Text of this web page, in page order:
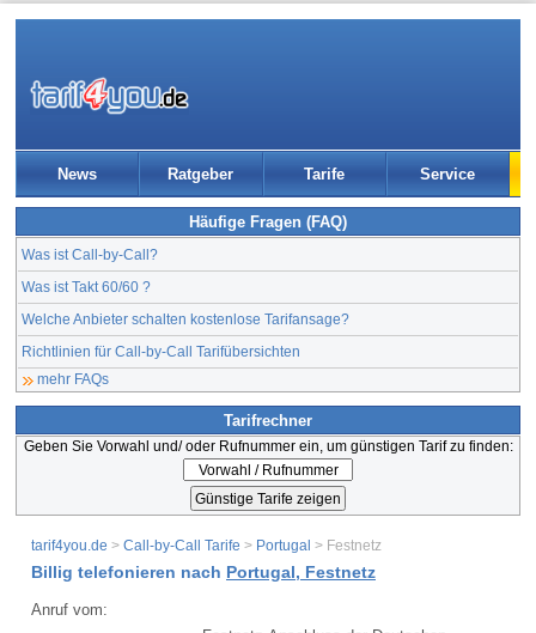
News Ratgeber Tarife Service
Häufige Fragen (FAQ)
Was ist Call-by-Call?
Was ist Takt 60/60 ?
Welche Anbieter schalten kostenlose Tarifansage?
Richtlinien für Call-by-Call Tarifübersichten
mehr FAQs
Tarifrechner
Geben Sie Vorwahl und/ oder Rufnummer ein, um günstigen Tarif zu finden:
tarif4you.de > Call-by-Call Tarife > Portugal > Festnetz
Billig telefonieren nach Portugal, Festnetz
Anruf vom: